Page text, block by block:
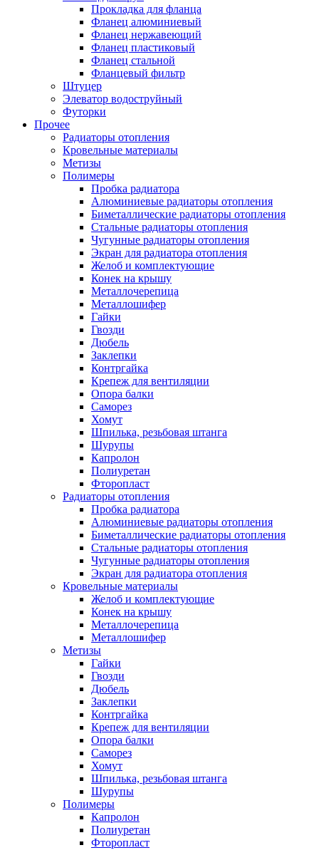
Прокладка для фланца
Фланец алюминиевый
Фланец нержавеющий
Фланец пластиковый
Фланец стальной
Фланцевый фильтр
Штуцер
Элеватор водоструйный
Футорки
Прочее
Радиаторы отопления
Кровельные материалы
Метизы
Полимеры
Пробка радиатора
Алюминиевые радиаторы отопления
Биметаллические радиаторы отопления
Стальные радиаторы отопления
Чугунные радиаторы отопления
Экран для радиатора отопления
Желоб и комплектующие
Конек на крышу
Металлочерепица
Металлошифер
Гайки
Гвозди
Дюбель
Заклепки
Контргайка
Крепеж для вентиляции
Опора балки
Саморез
Хомут
Шпилька, резьбовая штанга
Шурупы
Капролон
Полиуретан
Фторопласт
Радиаторы отопления
Пробка радиатора
Алюминиевые радиаторы отопления
Биметаллические радиаторы отопления
Стальные радиаторы отопления
Чугунные радиаторы отопления
Экран для радиатора отопления
Кровельные материалы
Желоб и комплектующие
Конек на крышу
Металлочерепица
Металлошифер
Метизы
Гайки
Гвозди
Дюбель
Заклепки
Контргайка
Крепеж для вентиляции
Опора балки
Саморез
Хомут
Шпилька, резьбовая штанга
Шурупы
Полимеры
Капролон
Полиуретан
Фторопласт